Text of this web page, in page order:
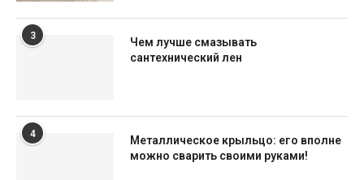
3
Чем лучше смазывать
сантехнический лен
4
Металлическое крыльцо: его вполне
можно сварить своими руками!